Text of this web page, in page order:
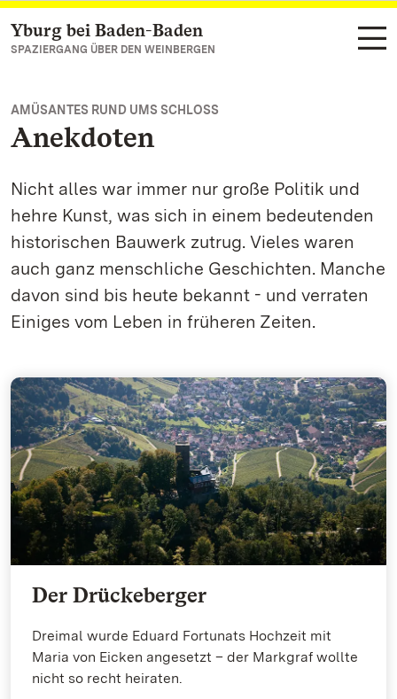
Zum Hauptinhalt springen
Yburg bei Baden-Baden
SPAZIERGANG ÜBER DEN WEINBERGEN
AMÜSANTES RUND UMS SCHLOSS
Anekdoten
Nicht alles war immer nur große Politik und
hehre Kunst, was sich in einem bedeutenden
historischen Bauwerk zutrug. Vieles waren
auch ganz menschliche Geschichten. Manche
davon sind bis heute bekannt - und verraten
Einiges vom Leben in früheren Zeiten.
Der Drückeberger
Dreimal wurde Eduard Fortunats Hochzeit mit
Maria von Eicken angesetzt – der Markgraf wollte
nicht so recht heiraten.